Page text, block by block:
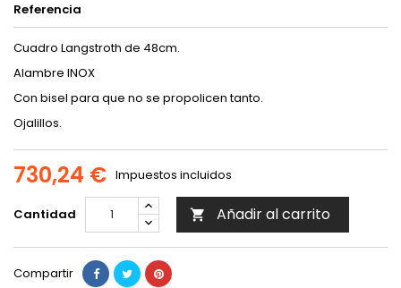
Referencia
Cuadro Langstroth de 48cm.
Alambre INOX
Con bisel para que no se propolicen tanto.
Ojalillos.
730,24 € Impuestos incluidos
Cantidad  Añadir al carrito
Compartir